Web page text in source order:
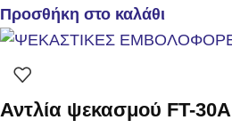
Προσθήκη στο καλάθι
Αντλία ψεκασμού FT-30Α